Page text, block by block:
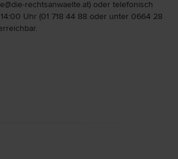
rechtsanwaelte.at) oder telefonisch
Uhr (01 718 44 88 oder unter 0664 28